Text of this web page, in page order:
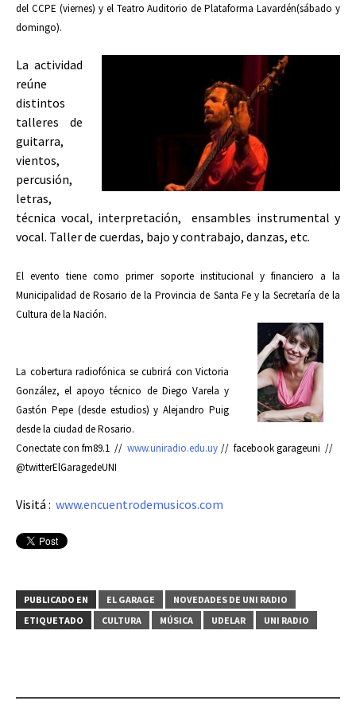
del CCPE (viernes) y el Teatro Auditorio de Plataforma Lavardén(sábado y
domingo).
La actividad
reúne
distintos
talleres de
guitarra,
vientos,
percusión,
letras,
técnica vocal, interpretación, ensambles instrumental y
vocal. Taller de cuerdas, bajo y contrabajo, danzas, etc.
El evento tiene como primer soporte institucional y financiero a la
Municipalidad de Rosario de la Provincia de Santa Fe y la Secretaría de la
Cultura de la Nación.
La cobertura radiofónica se cubrirá con Victoria
González, el apoyo técnico de Diego Varela y
Gastón Pepe (desde estudios) y Alejandro Puig
desde la ciudad de Rosario.
Conectate con fm89.1 //www.uniradio.edu.uy // facebook garageuni //
@twitterElGaragedeUNI
Visitá : www.encuentrodemusicos.com
PUBLICADO EN EL GARAGE
NOVEDADES DE UNI RADIO
ETIQUETADO
CULTURA MÚSICA UDELAR UNI RADIO